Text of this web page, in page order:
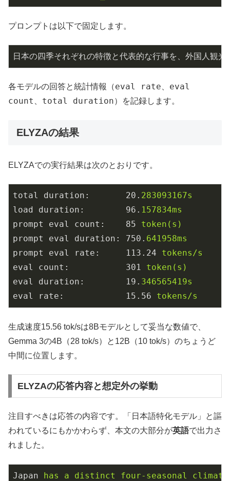
プロンプトは以下で固定します。
各モデルの回答と統計情報（eval rate
eval
count
total duration）を記録します。
ELYZAの結果
ELYZAでの実行結果は次のとおりです。
total duration: 20. 283093167s
load duration:
96. 157834ms
prompt eval count:
85
token(s)
prompt eval duration:
750. 641958ms
prompt eval rate:
113.24
tokens/s
eval count:
301
token(s)
eval duration:
19. 346565419s
eval rate:
15.56 tokens/s
生成速度15.56 tok/sは8Bモデルとして妥当な数値で、
Gemma 3の4B（28 tok/s）と12B（10 tok/s）のちょうど
中間に位置します。
ELYZAの応答内容と想定外の挙動
注目すべきは応答の内容です。「日本語特化モデル」と謳
われているにもかかわらず、本文の大部分が英語で出力さ
れました。
Japan
has a distinct four-seasonal